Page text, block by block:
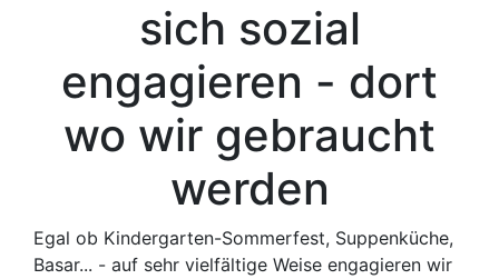
sich sozial
engagieren - dort
wo wir gebraucht
werden
Egal ob Kindergarten-Sommerfest, Suppenküche,
Basar... - auf sehr vielfältige Weise engagieren wir